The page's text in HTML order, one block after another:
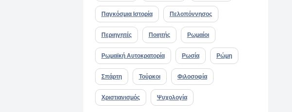
Παγκόσμια Ιστορία Πελοπόννησος
Περιηγητές Ποιητής Ρωμαίοι
Ρωμαϊκή Αυτοκρατορία Ρωσία Ρώμη
Σπάρτη Τούρκοι Φιλοσοφία
Χριστιανισμός Ψυχολογία